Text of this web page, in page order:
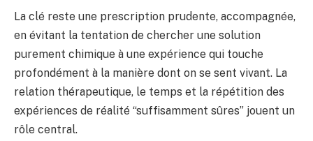
La clé reste une prescription prudente, accompagnée,
en évitant la tentation de chercher une solution
purement chimique à une expérience qui touche
profondément à la manière dont on se sent vivant. La
relation thérapeutique, le temps et la répétition des
expériences de réalité “suffisamment sûres” jouent un
rôle central.